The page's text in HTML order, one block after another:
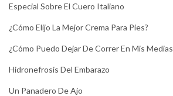
Especial Sobre El Cuero Italiano
¿Cómo Elijo La Mejor Crema Para Pies?
¿Cómo Puedo Dejar De Correr En Mis Medias
Hidronefrosis Del Embarazo
Un Panadero De Ajo